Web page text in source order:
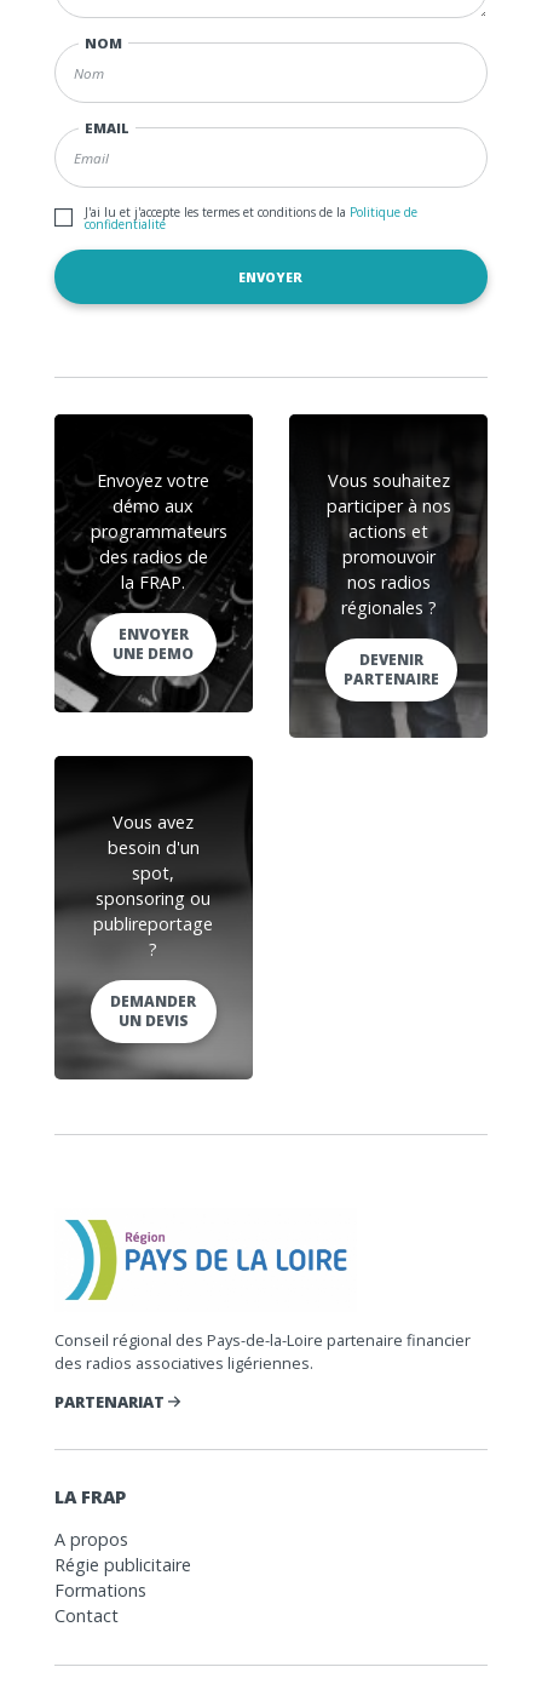
NOM
EMAIL
J'ai lu et j'accepte les termes et conditions de la Politique de
confidentialité
Envoyez votre
démo aux
programmateurs
des radios de
la FRAP.
ENVOYER
UNE DEMO
Vous souhaitez
participer à nos
actions et
promouvoir
nos radios
régionales ?
DEVENIR
PARTENAIRE
Vous avez
besoin d'un
spot,
sponsoring ou
publireportage
?
DEMANDER
UN DEVIS
Conseil régional des Pays-de-la-Loire partenaire financier
des radios associatives ligériennes.
PARTENARIAT
LA FRAP
A propos
Régie publicitaire
Formations
Contact